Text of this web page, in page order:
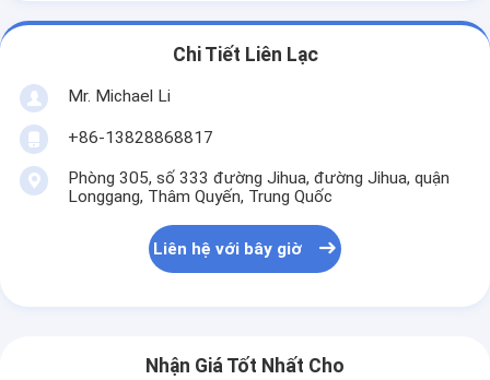
Chi Tiết Liên Lạc
Mr. Michael Li
+86-13828868817
Phòng 305, số 333 đường Jihua, đường Jihua, quận
Longgang, Thâm Quyến, Trung Quốc
Liên hệ với bây giờ
Nhận Giá Tốt Nhất Cho